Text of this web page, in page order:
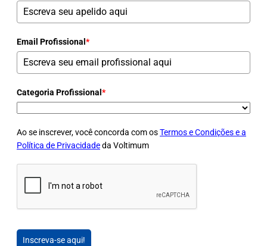
Email Profissional *
Categoria Profissional *
Ao se inscrever, você concorda com osTermos e Condições e a
Política de Privacidadeda Voltimum
Inscreva-se aqui!